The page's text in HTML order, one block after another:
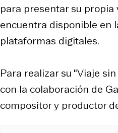
para presentar su propia
encuentra disponible en
plataformas digitales.
Para realizar su "Viaje
con la colaboración de
compositor y productor